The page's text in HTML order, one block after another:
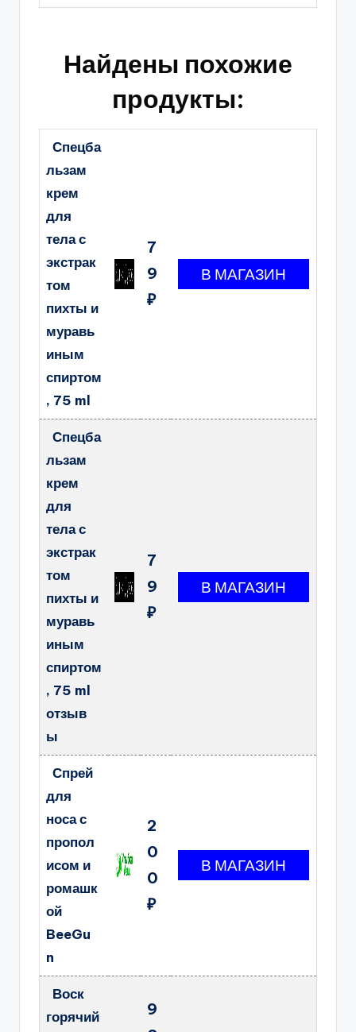
Найдены похожие
продукты:
Спецба
льзам
крем
для
тела с
экстрак
том
пихты и
муравь
иным
спиртом
, 75 ml
7
9
₽
Спецба
льзам
крем
для
тела с
экстрак
том
пихты и
муравь
иным
спиртом
, 75 ml
отзыв
ы
7
9
₽
Спрей
для
носа с
пропол
исом и
ромашк
ой
BeeGu
n
2
0
0
₽
Воск
горячий
9